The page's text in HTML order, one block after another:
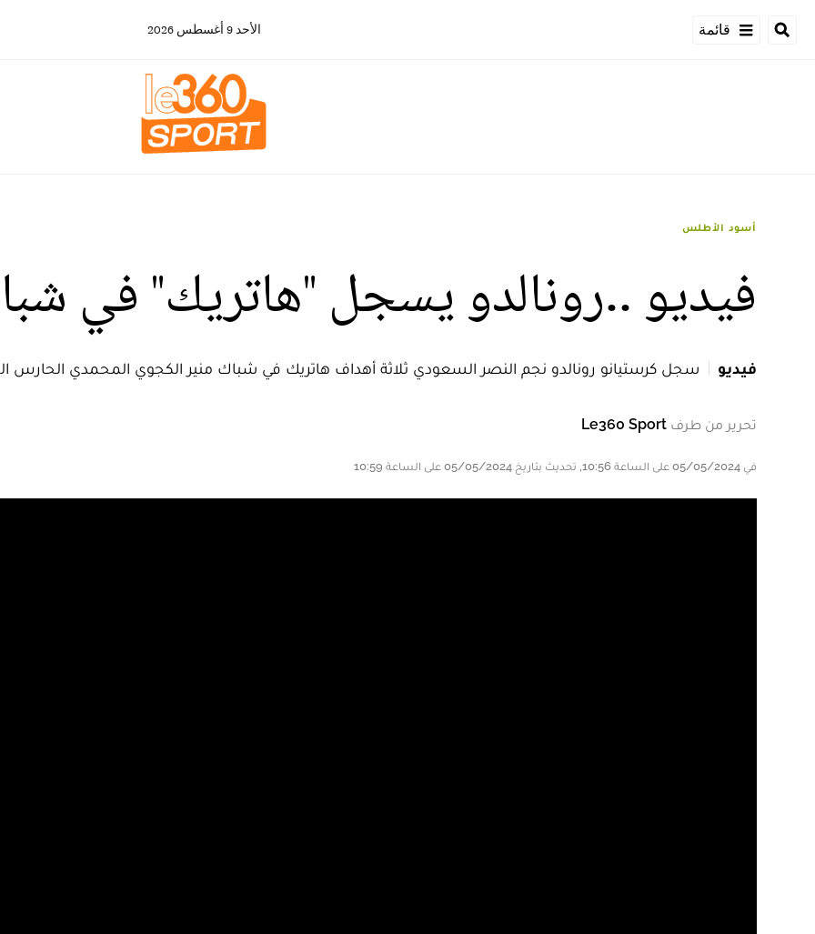
قائمة الأحد 9 أغسطس 2026
أسود الأطلس
فيديو ..رونالدو يسجل "هاتريك" في
فيديو سجل كرستيانو رونالدو نجم النصر السعودي ثلاثة أهداف هاتريك في شباك منير الكجوي المحمدي
تحرير من طرف Le360 Sport
في 05/05/2024 على الساعة 10:56, تحديث بتاريخ 05/05/2024 على الساعة 10:59